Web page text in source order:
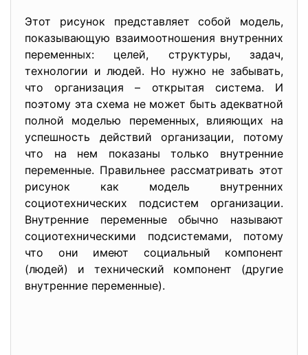
Этот рисунок представляет собой модель,
показывающую взаимоотношения внутренних
переменных: целей, структуры, задач,
технологии и людей. Но нужно не забывать,
что организация – открытая система. И
поэтому эта схема не может быть адекватной
полной моделью переменных, влияющих на
успешность действий организации, потому
что на нем показаны только внутренние
переменные. Правильнее рассматривать этот
рисунок как модель внутренних
социотехнических подсистем организации.
Внутренние переменные обычно называют
социотехническими подсистемами, потому
что они имеют социальный компонент
(людей) и технический компонент (другие
внутренние переменные).